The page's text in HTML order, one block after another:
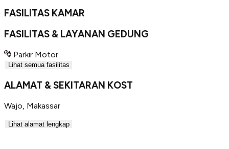
FASILITAS KAMAR
FASILITAS & LAYANAN GEDUNG
Parkir Motor
Lihat semua fasilitas
ALAMAT & SEKITARAN KOST
Wajo, Makassar
Lihat alamat lengkap